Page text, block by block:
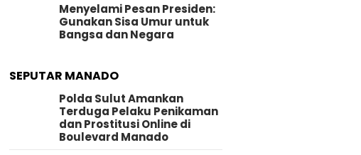
Menyelami Pesan Presiden:
Gunakan Sisa Umur untuk
Bangsa dan Negara
SEPUTAR MANADO
Polda Sulut Amankan
Terduga Pelaku Penikaman
dan Prostitusi Online di
Boulevard Manado